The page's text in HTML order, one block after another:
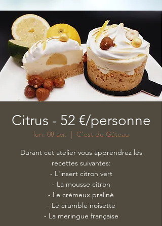
Citrus - 52 €/personne
lun. 08 avr.
  |
C'est du Gâteau
Durant cet atelier vous apprendrez les
recettes suivantes:
- L'insert citron vert
- La mousse citron
- Le crémeux praliné
- Le crumble noisette
- La meringue française